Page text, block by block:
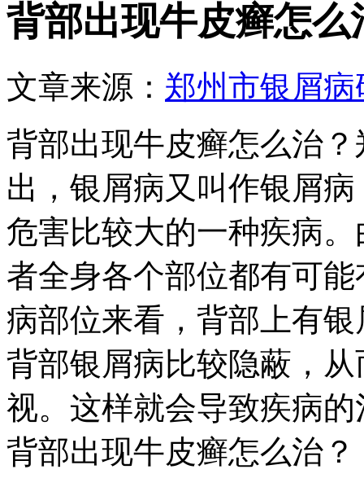
背部出现牛皮癣怎么
文章来源： 郑州市银屑病
背部出现牛皮癣怎么治
出，银屑病又叫作银屑
危害比较大的一种疾病
者全身各个部位都有可
病部位来看，背部上有
背部银屑病比较隐蔽，
视。这样就会导致疾病
背部出现牛皮癣怎么治？